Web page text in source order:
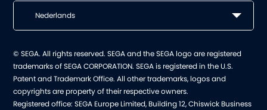
Nederlands
© SEGA. All rights reserved. SEGA and the SEGA logo are registered
trademarks of SEGA CORPORATION. SEGA is registered in the U.S.
Patent and Trademark Office. All other trademarks, logos and
copyrights are property of their respective owners.
Registered office: SEGA Europe Limited, Building 12, Chiswick Business